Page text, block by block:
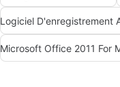
Microsoft Office 2011 For